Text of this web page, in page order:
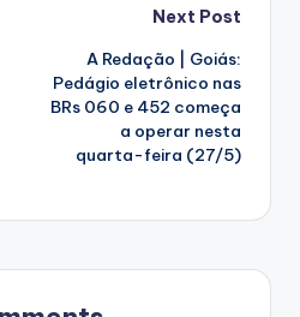
Next Post
A Redação | Goiás:
Pedágio eletrônico nas
BRs 060 e 452 começa
a operar nesta
quarta-feira (27/5)